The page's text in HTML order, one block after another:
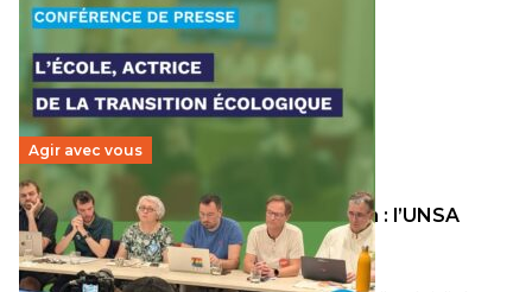
Agir avec vous
Transition écologique de l’éducation : l’UNSA
Éducation fait bouger les lignes
30 juin 2026-National